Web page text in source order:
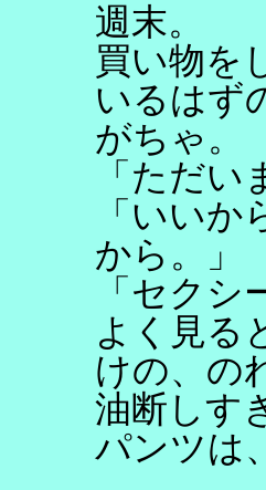
週末。
買い物を
いるはず
がちゃ。
「ただ
「いい
から。」
「セクシ
よく見る
けの、の
油断しす
パンツは